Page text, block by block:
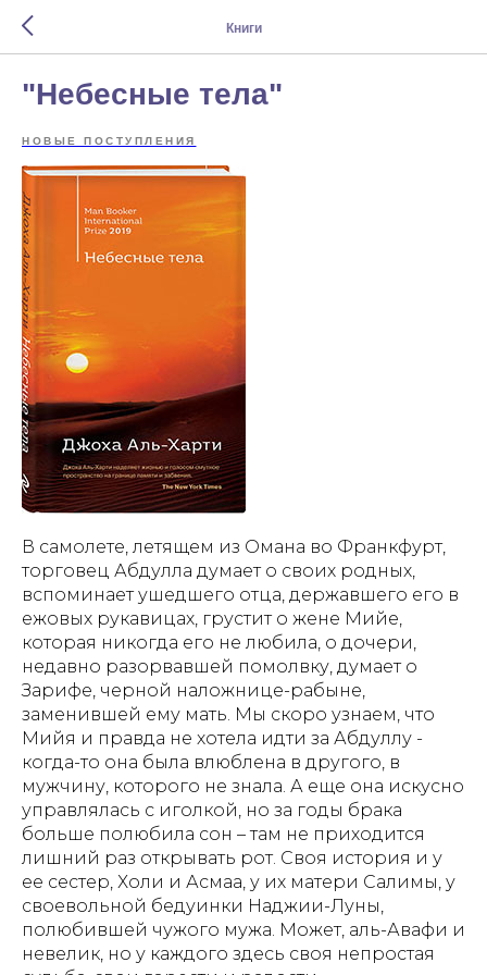
Книги
"Небесные тела"
НОВЫЕ ПОСТУПЛЕНИЯ
В самолете, летящем из Омана во Франкфурт,
торговец Абдулла думает о своих родных,
вспоминает ушедшего отца, державшего его в
ежовых рукавицах, грустит о жене Мийе,
которая никогда его не любила, о дочери,
недавно разорвавшей помолвку, думает о
Зарифе, черной наложнице-рабыне,
заменившей ему мать. Мы скоро узнаем, что
Мийя и правда не хотела идти за Абдуллу -
когда-то она была влюблена в другого, в
мужчину, которого не знала. А еще она искусно
управлялась с иголкой, но за годы брака
больше полюбила сон – там не приходится
лишний раз открывать рот. Своя история и у
ее сестер, Холи и Асмаа, у их матери Салимы, у
своевольной бедуинки Наджии-Луны,
полюбившей чужого мужа. Может, аль-Авафи и
невелик, но у каждого здесь своя непростая